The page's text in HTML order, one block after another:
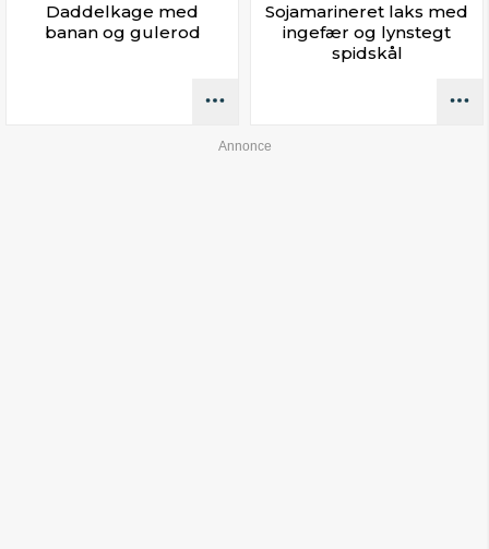
Daddelkage med
banan og gulerod
Sojamarineret laks med
ingefær og lynstegt
spidskål